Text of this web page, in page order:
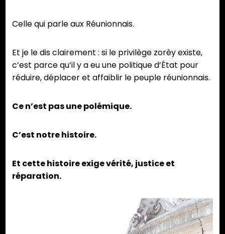
Celle qui parle aux Réunionnais.
Et je le dis clairement : si le privilège zorèy existe,
c’est parce qu’il y a eu une politique d’État pour
réduire, déplacer et affaiblir le peuple réunionnais.
Ce n’est pas une polémique.
C’est notre histoire.
Et cette histoire exige vérité, justice et
réparation.